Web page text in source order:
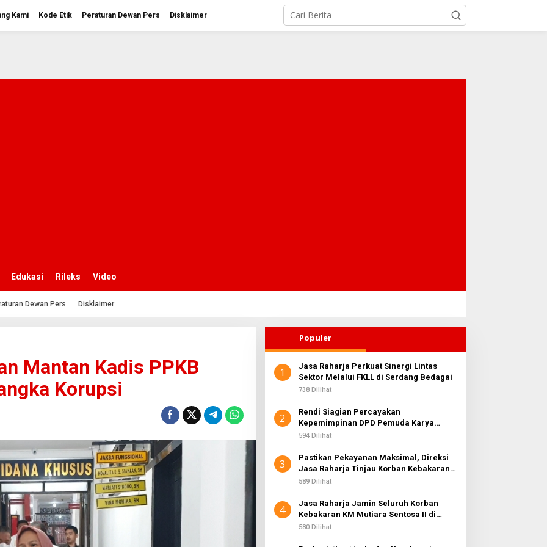
Kami Kode Etik Peraturan Dewan Pers Disklaimer
Edukasi Rileks Video
Dewan Pers Disklaimer
Mantan Kadis PPKB
Korupsi
Populer
1
Jasa Raharja Perkuat Sinergi Lintas
Sektor Melalui FKLL di Serdang Bedagai
738 Dilihat
2
Rendi Siagian Percayakan
Kepemimpinan DPD Pemuda Karya
Nasional Kota Medan kepada Josef
594 Dilihat
3
Pastikan Pekayanan Maksimal, Direksi
Jasa Raharja Tinjau Korban Kebakaran
KM Mutiara Sentosa II
589 Dilihat
4
Jasa Raharja Jamin Seluruh Korban
Kebakaran KM Mutiara Sentosa II di
Perairan Sumenep
580 Dilihat